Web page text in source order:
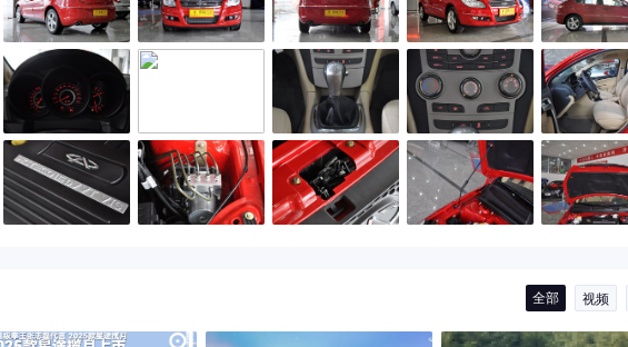
全部 视频